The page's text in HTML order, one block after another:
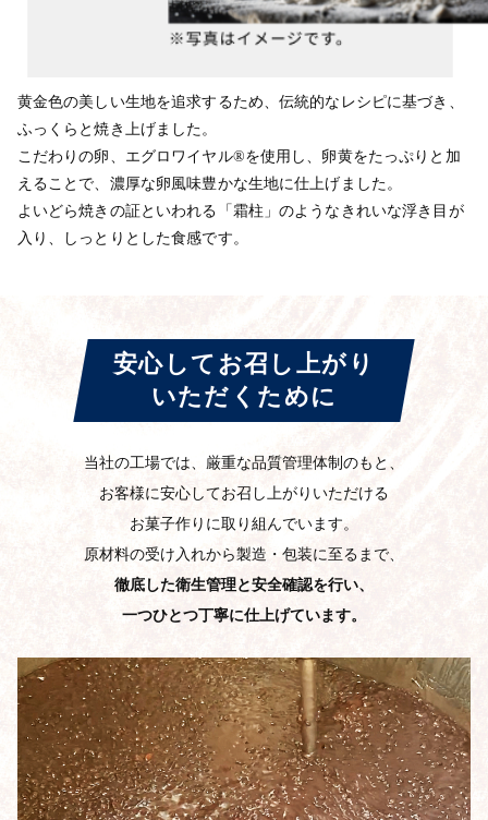
黄金色の美しい生地を追求するため、伝統的なレシピに基づき、
ふっくらと焼き上げました。
こだわりの卵、エグロワイヤル®を使用し、卵黄をたっぷりと加
えることで、濃厚な卵風味豊かな生地に仕上げました。
よいどら焼きの証といわれる「霜柱」のようなきれいな浮き目が
入り、しっとりとした食感です。
安心してお召し上がり
いただくために
当社の工場では、厳重な品質管理体制のもと、
お客様に安心してお召し上がりいただける
お菓子作りに取り組んでいます。
原材料の受け入れから製造・包装に至るまで、
徹底した衛生管理と安全確認を行い、
一つひとつ丁寧に仕上げています。